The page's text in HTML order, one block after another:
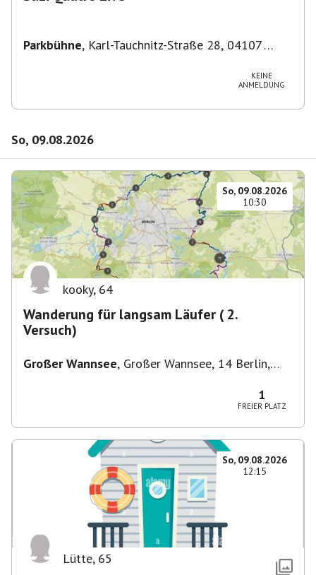
Parkbühne, Karl-Tauchnitz-Straße 28, 04107
KEINE
ANMELDUNG
So, 09.08.2026
So, 09.08.2026
10:30
kooky, 64
Wanderung für langsam Läufer ( 2.
Versuch)
Großer Wannsee, Großer Wannsee, 14 Berlin,
1
FREIER PLATZ
So, 09.08.2026
12:15
Lütte, 65